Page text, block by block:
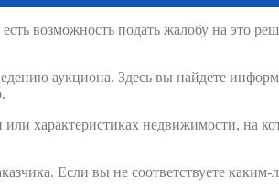
возможность подать жалобу на это
аукциона. Здесь вы найдете
или характеристиках недвижимости,
Если вы не соответствуете